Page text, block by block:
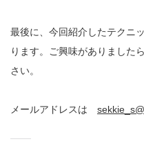
最後に、今回紹介したテクニ
ります。ご興味がありました
さい。
メールアドレスは